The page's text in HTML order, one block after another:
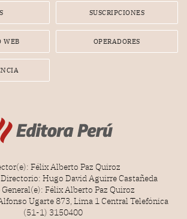
SUSCRIPCIONES
WEB OPERADORES
Félix Alberto Paz Quiroz
Hugo David Aguirre Castañeda
General(e): Félix Alberto Paz Quiroz
Ugarte 873, Lima 1 Central Telefónica
(51-1) 3150400